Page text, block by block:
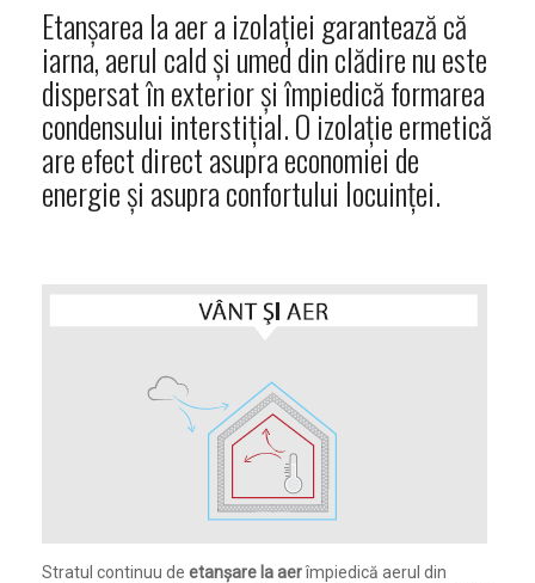
Etanșarea la aer a izolației garantează că
iarna, aerul cald și umed din clădire nu este
dispersat în exterior și împiedică formarea
condensului interstițial. O izolație ermetică
are efect direct asupra economiei de
energie și asupra confortului locuinței.
Stratul continuu de etanșare la aerîmpiedică aerul din